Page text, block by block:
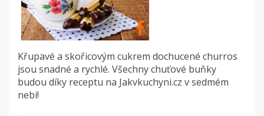
Křupavé a skořicovým cukrem dochucené churros
jsou snadné a rychlé. Všechny chuťové buňky
budou díky receptu na Jakvkuchyni.cz v sedmém
nebi!